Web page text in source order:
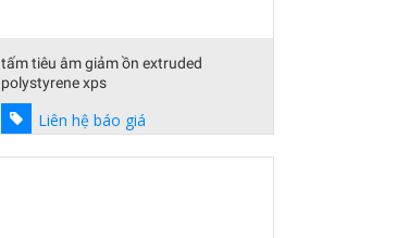
tấm tiêu âm giảm ồn extruded
polystyrene xps
Liên hệ báo giá